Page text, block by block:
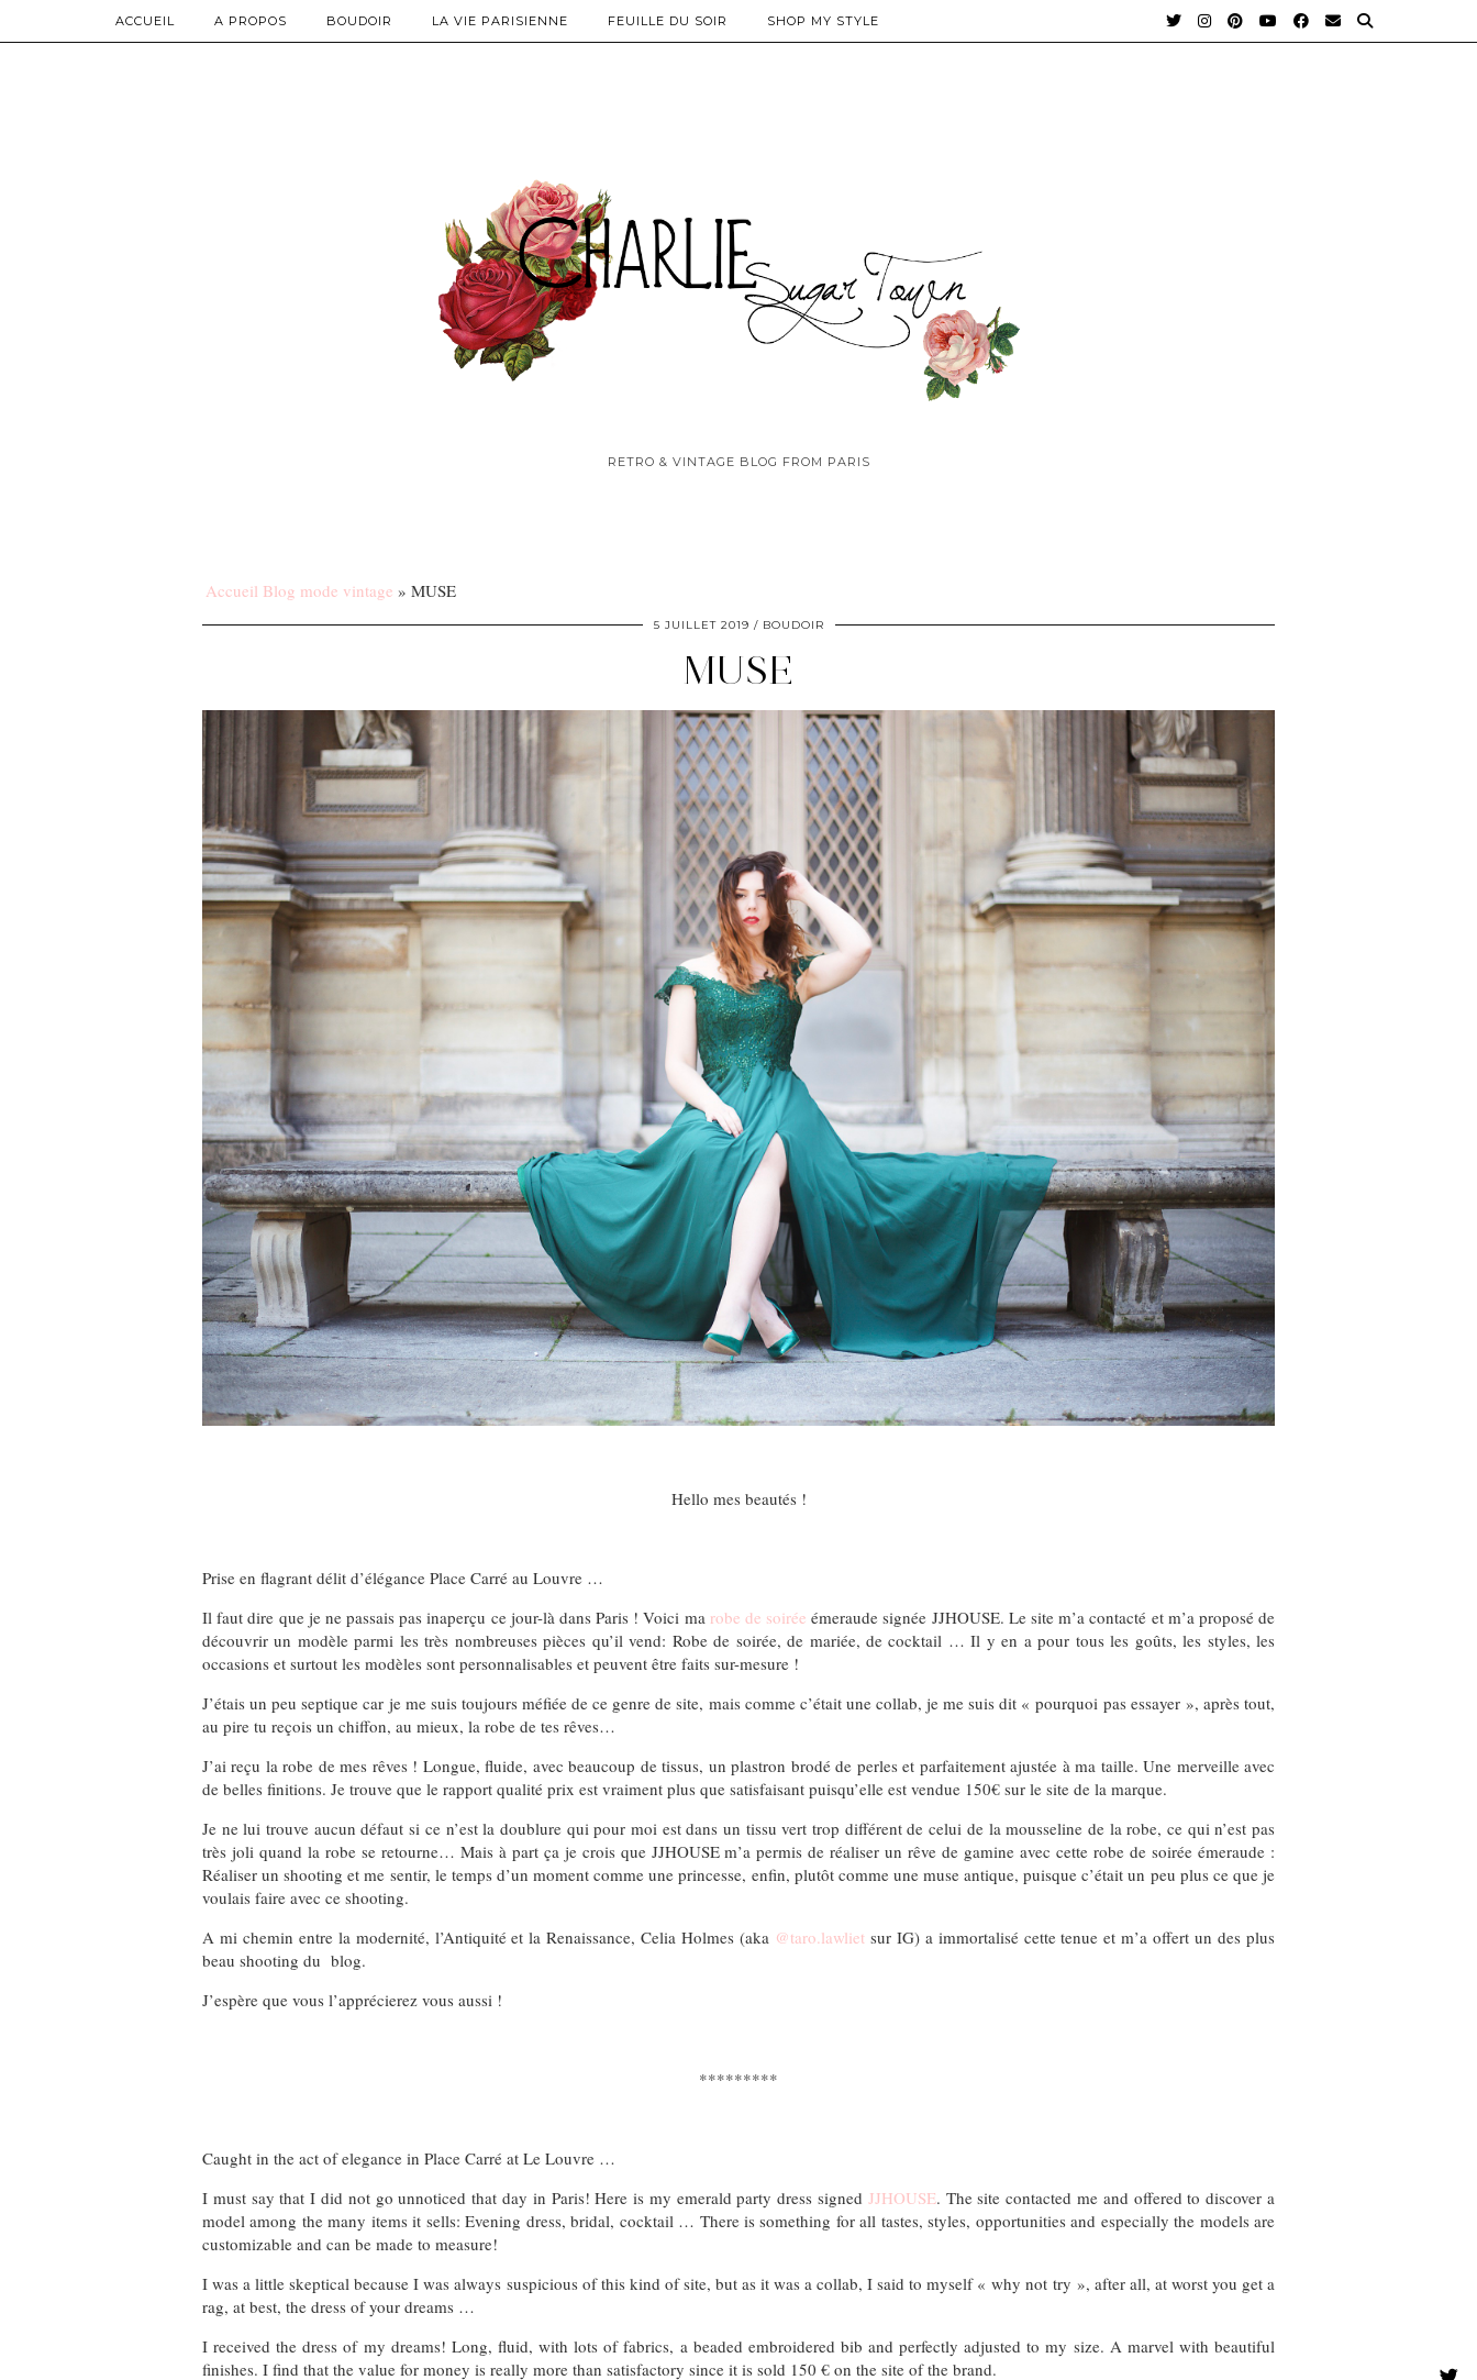
RETRO & VINTAGE BLOG FROM PARIS
ACCUEIL A PROPOS BOUDOIR LA VIE PARISIENNE FEUILLE DU SOIR SHOP MY STYLE
Accueil Blog mode vintage » MUSE
5 JUILLET 2019 BOUDOIR
MUSE
Hello mes beautés !
Prise en flagrant délit d’élégance Place Carré au Louvre …
Il faut dire que je ne passais pas inaperçu ce jour-là dans Paris ! Voici ma robe de soirée émeraude signée JJHOUSE. Le site m’a contacté et m’a proposé de
découvrir un modèle parmi les très nombreuses pièces qu’il vend: Robe de soirée, de mariée, de cocktail … Il y en a pour tous les goûts, les styles, les
occasions et surtout les modèles sont personnalisables et peuvent être faits sur-mesure !
J’étais un peu septique car je me suis toujours méfiée de ce genre de site, mais comme c’était une collab, je me suis dit « pourquoi pas essayer », après tout,
au pire tu reçois un chiffon, au mieux, la robe de tes rêves…
J’ai reçu la robe de mes rêves ! Longue, fluide, avec beaucoup de tissus, un plastron brodé de perles et parfaitement ajustée à ma taille. Une merveille avec
de belles finitions. Je trouve que le rapport qualité prix est vraiment plus que satisfaisant puisqu’elle est vendue 150€ sur le site de la marque.
Je ne lui trouve aucun défaut si ce n’est la doublure qui pour moi est dans un tissu vert trop différent de celui de la mousseline de la robe, ce qui n’est pas
très joli quand la robe se retourne… Mais à part ça je crois que JJHOUSE m’a permis de réaliser un rêve de gamine avec cette robe de soirée émeraude :
Réaliser un shooting et me sentir, le temps d’un moment comme une princesse, enfin, plutôt comme une muse antique, puisque c’était un peu plus ce que je
voulais faire avec ce shooting.
A mi chemin entre la modernité, l’Antiquité et la Renaissance, Celia Holmes (aka @taro.lawliet sur IG) a immortalisé cette tenue et m’a offert un des plus
beau shooting du blog.
J’espère que vous l’apprécierez vous aussi !
*********
Caught in the act of elegance in Place Carré at Le Louvre …
I must say that I did not go unnoticed that day in Paris! Here is my emerald party dress signed JJHOUSE. The site contacted me and offered to discover a
model among the many items it sells: Evening dress, bridal, cocktail … There is something for all tastes, styles, opportunities and especially the models are
customizable and can be made to measure!
I was a little skeptical because I was always suspicious of this kind of site, but as it was a collab, I said to myself « why not try », after all, at worst you get a
rag, at best, the dress of your dreams …
I received the dress of my dreams! Long, fluid, with lots of fabrics, a beaded embroidered bib and perfectly adjusted to my size. A marvel with beautiful
finishes. I find that the value for money is really more than satisfactory since it is sold 150 € on the site of the brand.